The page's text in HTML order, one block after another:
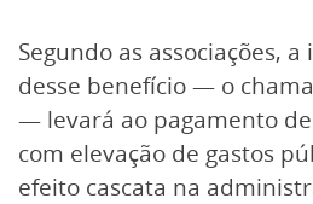
Segundo as associações,
desse benefício — o
— levará ao pagamento
com elevação de gastos
efeito cascata na